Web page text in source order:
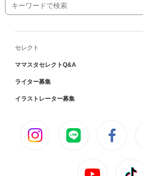
セレクト
ママスタセレクトQ&A
ライター募集
イラストレーター募集